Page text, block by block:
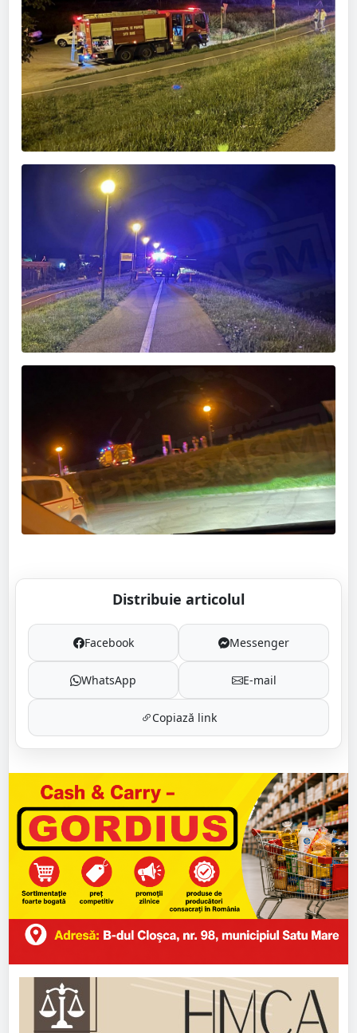
Distribuie articolul
Facebook Messenger
WhatsApp E-mail
Copiază link